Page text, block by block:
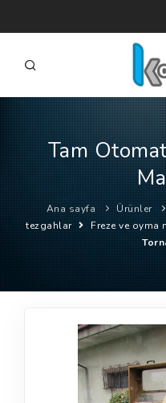
FIRMALAR
ÜRÜNLER
NASIL ÇALIŞIR?
YARDIM
Tam
Ana sayfa Ürünler
tezgahlar
Freze ve oyma